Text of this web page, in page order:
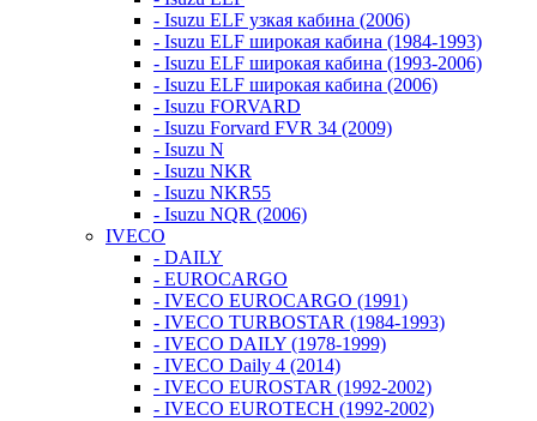
- Isuzu ELF узкая кабина (2006)
- Isuzu ELF широкая кабина (1984-1993)
- Isuzu ELF широкая кабина (1993-2006)
- Isuzu ELF широкая кабина (2006)
- Isuzu FORVARD
- Isuzu Forvard FVR 34 (2009)
- Isuzu N
- Isuzu NKR
- Isuzu NKR55
- Isuzu NQR (2006)
IVECO
- DAILY
- EUROCARGO
- IVECO EUROCARGO (1991)
- IVECO TURBOSTAR (1984-1993)
- IVECO DAILY (1978-1999)
- IVECO Daily 4 (2014)
- IVECO EUROSTAR (1992-2002)
- IVECO EUROTECH (1992-2002)